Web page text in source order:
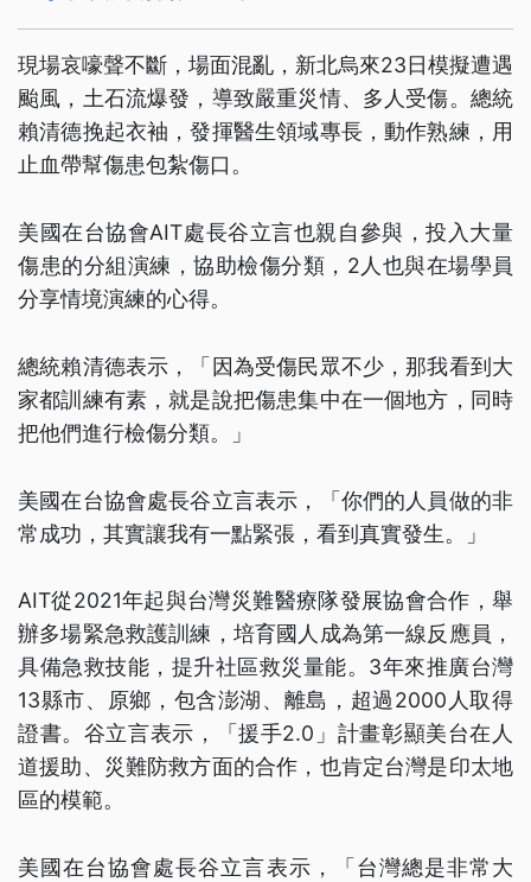
現場哀嚎聲不斷，場面混亂，新北烏來23日模擬遭遇
颱風，土石流爆發，導致嚴重災情、多人受傷。總統
賴清德挽起衣袖，發揮醫生領域專長，動作熟練，用
止血帶幫傷患包紮傷口。
美國在台協會AIT處長谷立言也親自參與，投入大量
傷患的分組演練，協助檢傷分類，2人也與在場學員
分享情境演練的心得。
總統賴清德表示，「因為受傷民眾不少，那我看到大
家都訓練有素，就是說把傷患集中在一個地方，同時
把他們進行檢傷分類。」
美國在台協會處長谷立言表示，「你們的人員做的非
常成功，其實讓我有一點緊張，看到真實發生。」
AIT從2021年起與台灣災難醫療隊發展協會合作，舉
辦多場緊急救護訓練，培育國人成為第一線反應員，
具備急救技能，提升社區救災量能。3年來推廣台灣
13縣市、原鄉，包含澎湖、離島，超過2000人取得
證書。谷立言表示，「援手2.0」計畫彰顯美台在人
道援助、災難防救方面的合作，也肯定台灣是印太地
區的模範。
美國在台協會處長谷立言表示，「台灣總是非常大